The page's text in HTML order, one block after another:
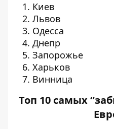
Киев
Львов
Одесса
Днепр
Запорожье
Харьков
Винница
Топ 10 самых